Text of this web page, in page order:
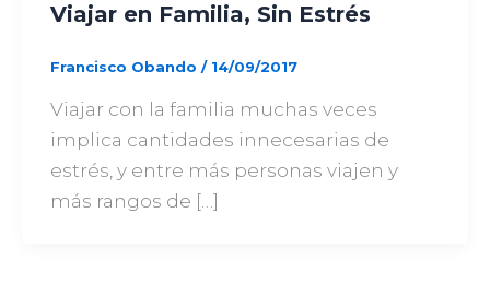
Viajar en Familia, Sin Estrés
Francisco Obando / 14/09/2017
Viajar con la familia muchas veces
implica cantidades innecesarias de
estrés, y entre más personas viajen y
más rangos de […]